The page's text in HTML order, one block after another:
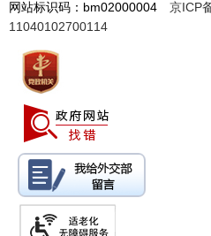
网站标识码：bm02000004 京ICP
11040102700114